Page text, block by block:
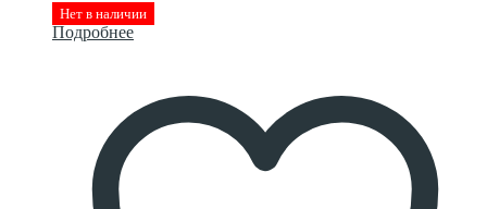
Нет в наличии
Подробнее